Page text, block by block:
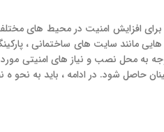
افزایش امنیت در محیط‌ های
مانند سایت‌ های ساختمانی ،
توجه به محل نصب و نیاز های
حاصل شود. در ادامه ، باید به نحو